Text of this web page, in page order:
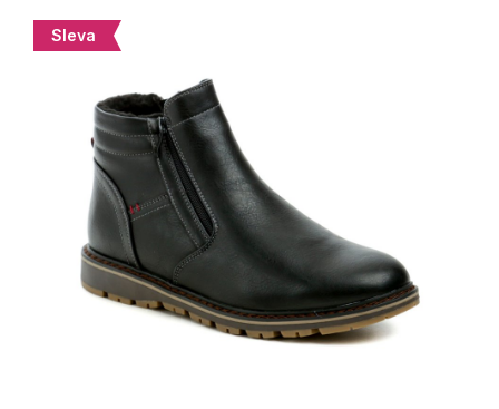
Sleva